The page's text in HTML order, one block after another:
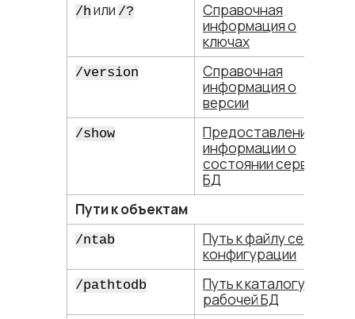
/h или /?
Справочная
информация о
ключах
/version
Справочная
информация о
версии
/show
Предоставление
информации о
состоянии сервера и
БД
Пути к объектам
/ntab
Путь к файлу сетевой
конфигурации
/pathtodb
Путь к каталогу
рабочей БД